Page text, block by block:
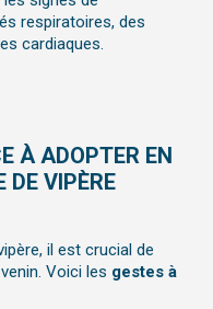
respiratoires, des
cardiaques.
À ADOPTER EN
DE VIPÈRE
il est crucial de
Voici les gestes à